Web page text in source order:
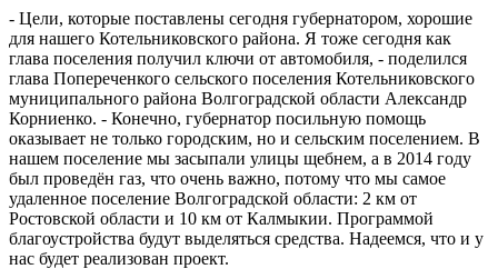
- Цели, которые поставлены сегодня губернатором, хорошие
для нашего Котельниковского района. Я тоже сегодня как
глава поселения получил ключи от автомобиля, - поделился
глава Попереченкого сельского поселения Котельниковского
муниципального района Волгоградской области Александр
Корниенко. - Конечно, губернатор посильную помощь
оказывает не только городским, но и сельским поселением. В
нашем поселение мы засыпали улицы щебнем, а в 2014 году
был проведён газ, что очень важно, потому что мы самое
удаленное поселение Волгоградской области: 2 км от
Ростовской области и 10 км от Калмыкии. Программой
благоустройства будут выделяться средства. Надеемся, что и у
нас будет реализован проект.